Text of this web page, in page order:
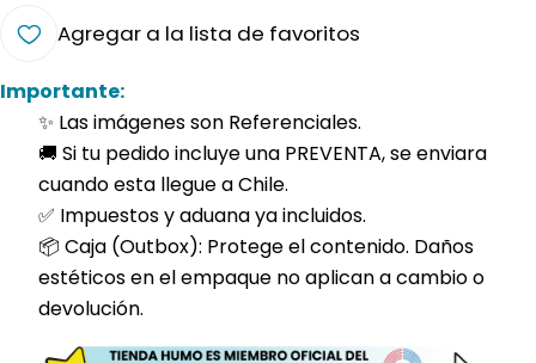
Agregar a la lista de favoritos
Importante:
✨ Las imágenes son Referenciales.
🚚 Si tu pedido incluye una PREVENTA, se enviara
cuando esta llegue a Chile.
✅ Impuestos y aduana ya incluidos.
📦 Caja (Outbox): Protege el contenido. Daños
estéticos en el empaque no aplican a cambio o
devolución.